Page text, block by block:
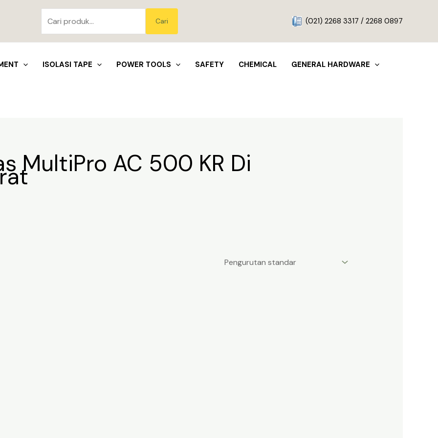
untuk:
Cari (021) 2268 3317 / 2268 0897
ISOLASI TAPE POWER TOOLS SAFETY CHEMICAL GENERAL HARDWARE
MultiPro AC 500 KR Di